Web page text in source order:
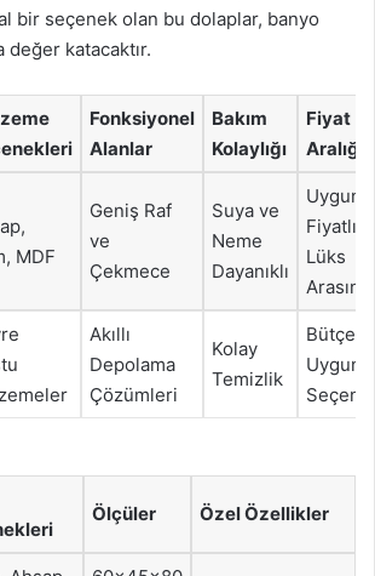
bir seçenek olan bu dolaplar, banyo
katacaktır.
Fonksiyonel
Alanlar
Bakım
Kolaylığı
Fiyat
Aralığı
MDF
Geniş Raf
ve
Çekmece
Suya ve
Neme
Dayanıklı
Uygun
Fiyatlı
Lüks
Akıllı
Depolama
Çözümleri
Kolay
Temizlik
Bütçeye
Uygun
Ölçüler Özel Özellikler